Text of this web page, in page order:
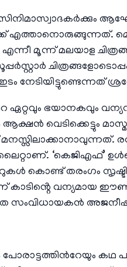
എത്താനൊരുങ്ങുന്നത്.
3’ എന്നീ മൂന്ന്
ഇടം നേടിയിട്ടുണ്ടെന്നത്
ഭയാനകവും
വെടിക്കെട്ടും
‘കെജിഎഫ്’
കൊണ്ട് തരംഗം
കാടിൻ്റെ വന്യമായ
സംവിധായകൻ അജനീഷ്